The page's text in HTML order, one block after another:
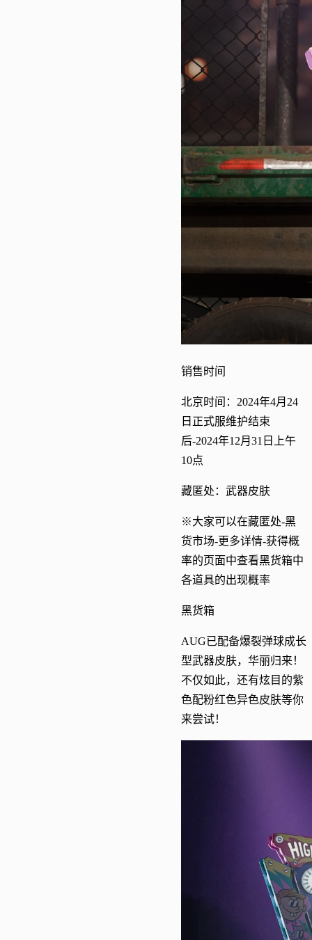
销售时间
北京时间：2024年4月24
日正式服维护结束
后-2024年12月31日上午
10点
藏匿处：武器皮肤
※大家可以在藏匿处-黑
货市场-更多详情-获得概
率的页面中查看黑货箱中
各道具的出现概率
黑货箱
AUG已配备爆裂弹球成长
型武器皮肤，华丽归来！
不仅如此，还有炫目的紫
色配粉红色异色皮肤等你
来尝试！